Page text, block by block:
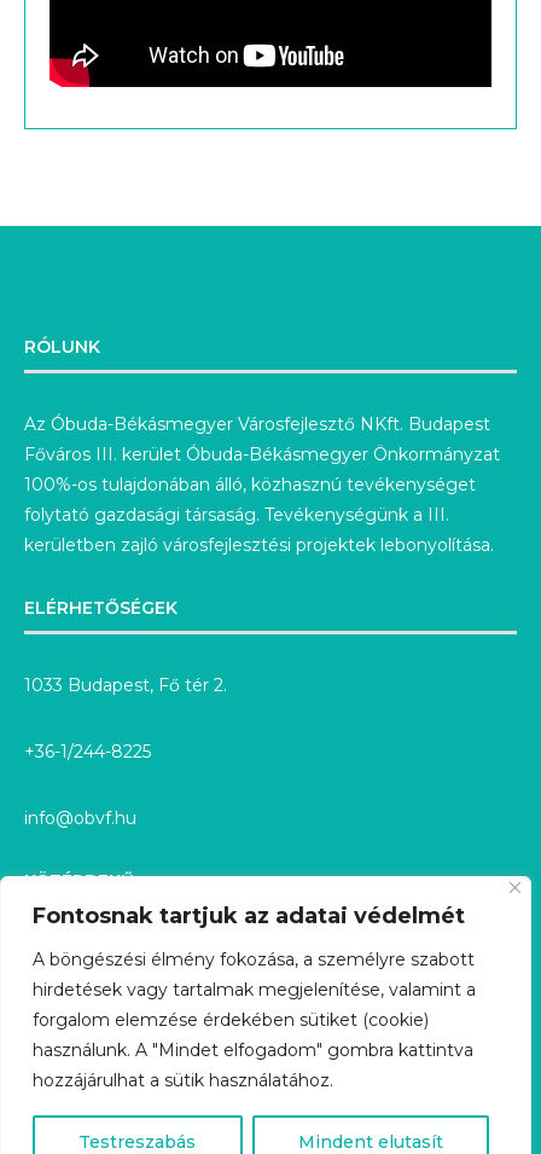
Fontosnak tartjuk az adatai védelmét
A böngészési élmény fokozása, a személyre szabott
hirdetések vagy tartalmak megjelenítése, valamint a
forgalom elemzése érdekében sütiket (cookie)
használunk. A "Mindet elfogadom" gombra kattintva
hozzájárulhat a sütik használatához.
Testreszabás Mindent elutasít
RÓLUNK
Az Óbuda-Békásmegyer Városfejlesztő NKft. Budapest
Főváros III. kerület Óbuda-Békásmegyer Önkormányzat
100%-os tulajdonában álló, közhasznú tevékenységet
folytató gazdasági társaság. Tevékenységünk a III.
kerületben zajló városfejlesztési projektek lebonyolítása.
ELÉRHETŐSÉGEK
1033 Budapest, Fő tér 2.
+36-1/244-8225
info@obvf.hu
KÖZÉRDEKŰ
KÖZÉRDEKŰ ADATOK
GDPR
ÜGYFÉLSZOLGÁLAT